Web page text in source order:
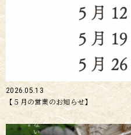
2026.05.13
【５月の営業のお知らせ】